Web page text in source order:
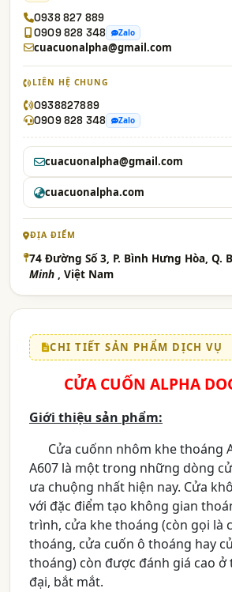
0938 827 889
0909 828 348
Zalo
cuacuonalpha@gmail.com
LIÊN HỆ CHUNG
0938827889
0909 828 348
Zalo
cuacuonalpha@gmail.com
cuacuonalpha.com
ĐỊA ĐIỂM
74 Đường Số 3, P. Bình Hưng Hòa, Q.
Minh , Việt Nam
CHI TIẾT SẢN PHẨM DỊCH VỤ
CỬA CUỐN ALPHA
Giới thiệu sản phẩm:
Cửa cuốnn nhôm khe thoáng
A607 là một trong những dòng
ưa chuộng nhất hiện nay. Cửa
với đặc điểm tạo không gian
trình, cửa khe thoáng (còn gọi là
thoáng, cửa cuốn ô thoáng hay
thoáng) còn được đánh giá cao ở
đại, bắt mắt.